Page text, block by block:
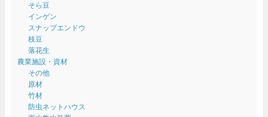
そら豆
インゲン
スナップエンドウ
枝豆
落花生
農業施設・資材
その他
原材
竹材
防虫ネットハウス